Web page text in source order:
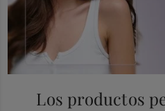
Los productos